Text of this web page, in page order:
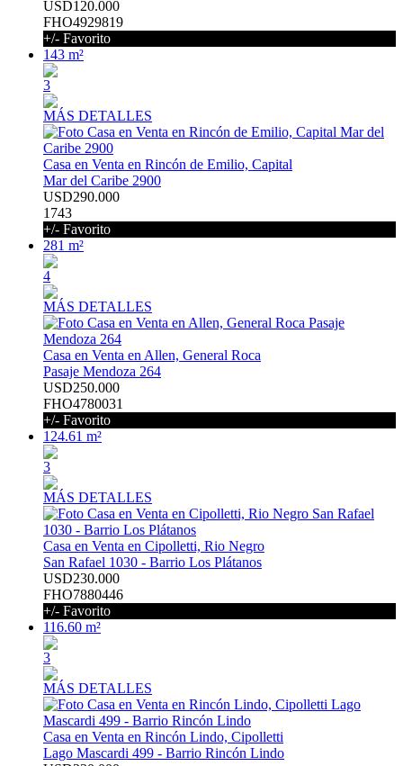
USD120.000
FHO4929819
+/- Favorito
143 m²
3
MÁS DETALLES
Casa en Venta en Rincón de Emilio, Capital
Mar del Caribe 2900
USD290.000
1743
+/- Favorito
281 m²
4
MÁS DETALLES
Casa en Venta en Allen, General Roca
Pasaje Mendoza 264
USD250.000
FHO4780031
+/- Favorito
124.61 m²
3
MÁS DETALLES
Casa en Venta en Cipolletti, Rio Negro
San Rafael 1030 - Barrio Los Plátanos
USD230.000
FHO7880446
+/- Favorito
116.60 m²
3
MÁS DETALLES
Casa en Venta en Rincón Lindo, Cipolletti
Lago Mascardi 499 - Barrio Rincón Lindo